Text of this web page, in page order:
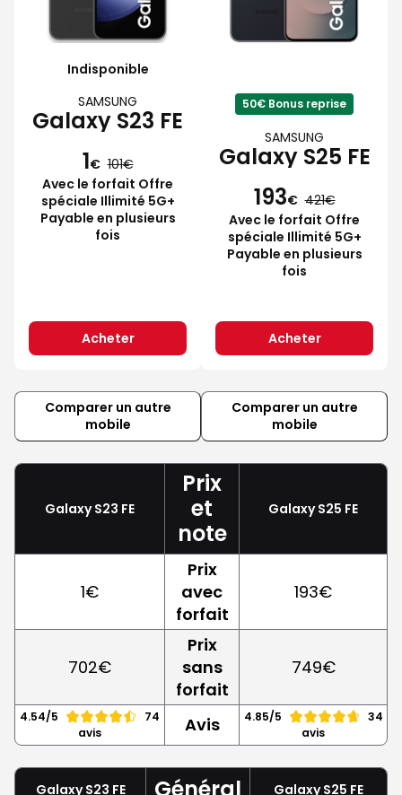
Indisponible
SAMSUNG
Galaxy S23 FE
1€ 101
Avec le forfait Offre
spéciale Illimité 5G+
Payable en plusieurs
fois
Acheter
50€ Bonus reprise
SAMSUNG
Galaxy S25 FE
193€ 421
Avec le forfait Offre
spéciale Illimité 5G+
Payable en plusieurs
fois
Acheter
Comparer un autre
mobile
Comparer un autre
mobile
Galaxy S23 FE
Prix
et
note
Galaxy S25 FE
1€
Prix
avec
forfait
193€
702€
Prix
sans
forfait
749€
4.54/5
74
avis
Avis 4.85/5
34
avis
Galaxy S23 FE Général Galaxy S25 FE